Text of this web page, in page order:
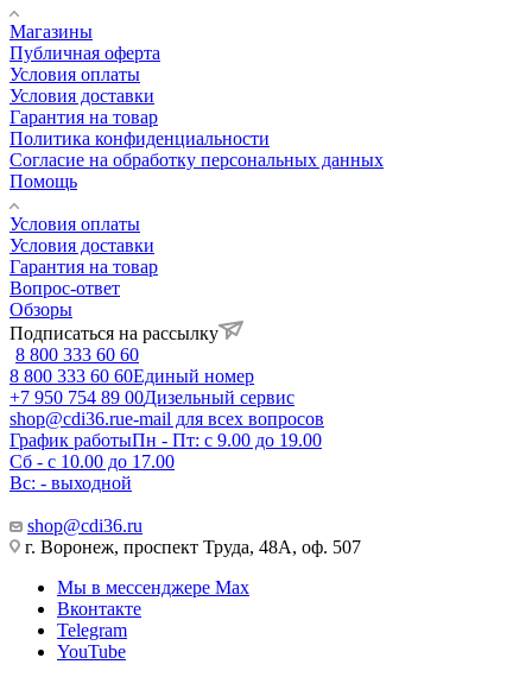
Магазины
Публичная оферта
Условия оплаты
Условия доставки
Гарантия на товар
Политика конфиденциальности
Согласие на обработку персональных данных
Помощь
Условия оплаты
Условия доставки
Гарантия на товар
Вопрос-ответ
Обзоры
Подписаться на рассылку
8 800 333 60 60
8 800 333 60 60Единый номер
+7 950 754 89 00Дизельный сервис
shop@cdi36.rue-mail для всех вопросов
График работыПн - Пт: с 9.00 до 19.00
Сб - с 10.00 до 17.00
Вс: - выходной
shop@cdi36.ru
г. Воронеж, проспект Труда, 48А, оф. 507
Мы в мессенджере Max
Вконтакте
Telegram
YouTube